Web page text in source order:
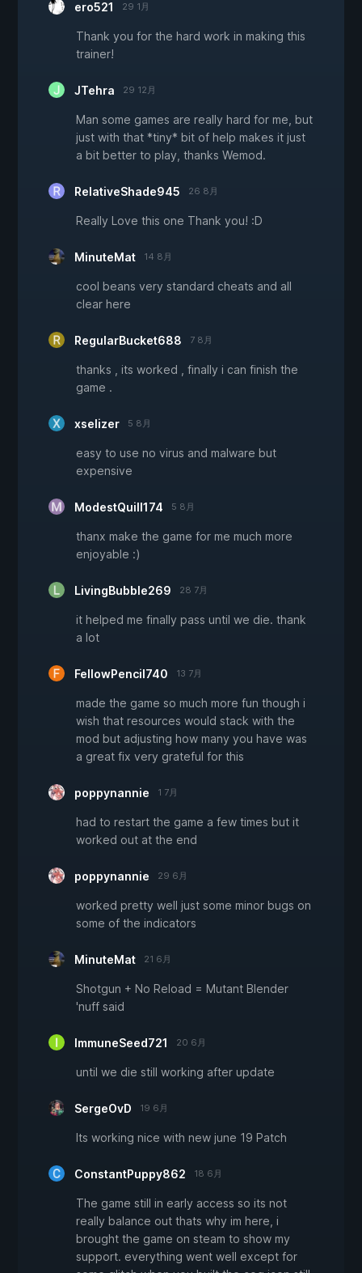
ero521 29 1月
Thank you for the hard work in making this
trainer!
JTehra 29 12月
Man some games are really hard for me, but
just with that *tiny* bit of help makes it just
a bit better to play, thanks Wemod.
RelativeShade945 26 8月
Really Love this one Thank you! :D
MinuteMat 14 8月
cool beans very standard cheats and all
clear here
RegularBucket688 7 8月
thanks , its worked , finally i can finish the
game .
xselizer 5 8月
easy to use no virus and malware but
expensive
ModestQuill174 5 8月
thanx make the game for me much more
enjoyable :)
LivingBubble269 28 7月
it helped me finally pass until we die. thank
a lot
FellowPencil740 13 7月
made the game so much more fun though i
wish that resources would stack with the
mod but adjusting how many you have was
a great fix very grateful for this
poppynannie 1 7月
had to restart the game a few times but it
worked out at the end
poppynannie 29 6月
worked pretty well just some minor bugs on
some of the indicators
MinuteMat 21 6月
Shotgun + No Reload = Mutant Blender
'nuff said
ImmuneSeed721 20 6月
until we die still working after update
SergeOvD 19 6月
Its working nice with new june 19 Patch
ConstantPuppy862 18 6月
The game still in early access so its not
really balance out thats why im here, i
brought the game on steam to show my
support. everything went well except for